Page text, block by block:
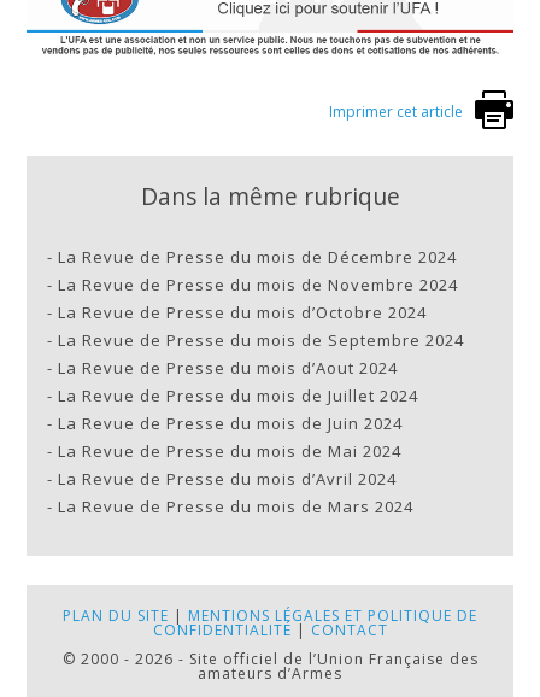
Imprimer cet article
Dans la même rubrique
-La Revue de Presse du mois de Décembre 2024
-La Revue de Presse du mois de Novembre 2024
-La Revue de Presse du mois d’Octobre 2024
-La Revue de Presse du mois de Septembre 2024
-La Revue de Presse du mois d’Aout 2024
-La Revue de Presse du mois de Juillet 2024
-La Revue de Presse du mois de Juin 2024
-La Revue de Presse du mois de Mai 2024
-La Revue de Presse du mois d’Avril 2024
-La Revue de Presse du mois de Mars 2024
PLAN DU SITE | MENTIONS LÉGALES ET POLITIQUE DE
CONFIDENTIALITÉ | CONTACT
© 2000 - 2026 - Site officiel de l’Union Française des
amateurs d’Armes